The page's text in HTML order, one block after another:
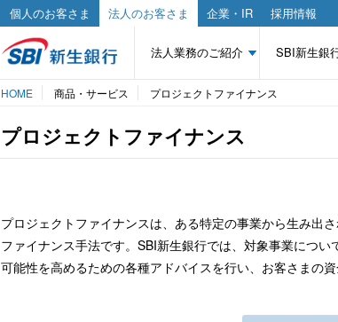
個人のお客さま 法人のお客さま 企業・IR 採用情報
法人業務のご紹介 SBI新生銀
HOME 商品・サービス プロジェクトファイナンス
プロジェクトファイナンス
プロジェクトファイナンスは、ある特定の事業から生み出
ファイナンス手法です。SBI新生銀行では、対象事業につ
可能性を高めるための各種アドバイスを行い、お客さまの資